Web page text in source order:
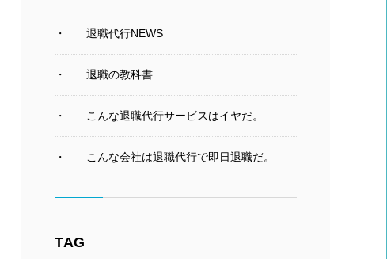
退職代行NEWS
退職の教科書
こんな退職代行サービスはイヤだ。
こんな会社は退職代行で即日退職だ。
TAG